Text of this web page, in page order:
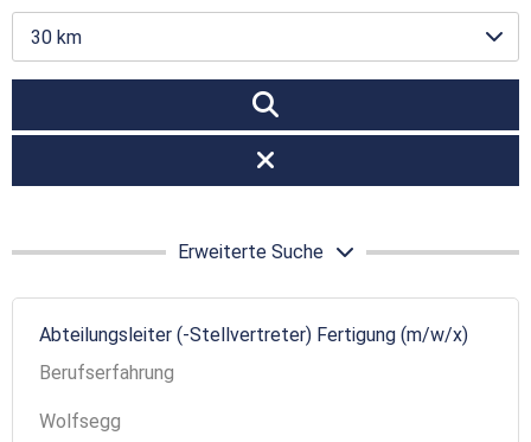
30 km
Erweiterte Suche
Abteilungsleiter (-Stellvertreter) Fertigung (m/w/x)
Berufserfahrung
Wolfsegg